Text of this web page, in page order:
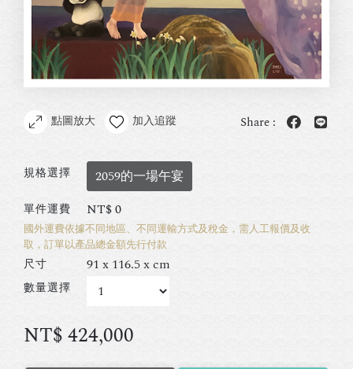
點圖放大 加入追蹤 Share :
規格選擇 2059的一場午宴
單件運費 NT$0
國外運費依據不同地區、不同運輸方式及稅金，需人工報價及收
取，訂單以產品總金額先行付款
尺寸 91 x 116.5 x cm
數量選擇
NT$424,000